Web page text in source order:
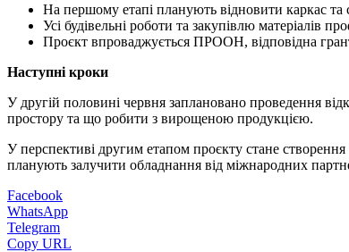
На першому етапі планують відновити каркас та
Усі будівельні роботи та закупівлю матеріалів
Проєкт впроваджується ПРООН, відповідна
Наступні кроки
У другій половині червня заплановано проведення
простору та що робити з вирощеною продукцією.
У перспективі другим етапом проєкту стане
планують залучити обладнання від міжнародних
Facebook
WhatsApp
Telegram
Copy URL